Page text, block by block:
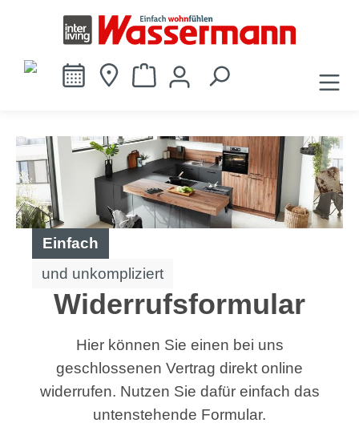
springen
Einfach
und unkompliziert
Widerrufsformular
Hier können Sie einen bei uns
geschlossenen Vertrag direkt online
widerrufen. Nutzen Sie dafür einfach das
untenstehende Formular.